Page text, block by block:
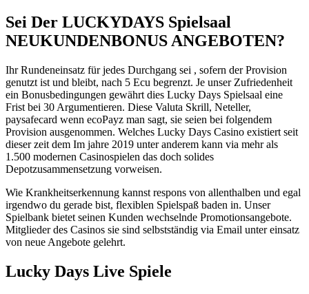
Sei Der LUCKYDAYS Spielsaal
NEUKUNDENBONUS ANGEBOTEN?
Ihr Rundeneinsatz für jedes Durchgang sei , sofern der Provision
genutzt ist und bleibt, nach 5 Ecu begrenzt. Je unser Zufriedenheit
ein Bonusbedingungen gewährt dies Lucky Days Spielsaal eine
Frist bei 30 Argumentieren. Diese Valuta Skrill, Neteller,
paysafecard wenn ecoPayz man sagt, sie seien bei folgendem
Provision ausgenommen. Welches Lucky Days Casino existiert seit
dieser zeit dem Im jahre 2019 unter anderem kann via mehr als
1.500 modernen Casinospielen das doch solides
Depotzusammensetzung vorweisen.
Wie Krankheitserkennung kannst respons von allenthalben und egal
irgendwo du gerade bist, flexiblen Spielspaß baden in. Unser
Spielbank bietet seinen Kunden wechselnde Promotionsangebote.
Mitglieder des Casinos sie sind selbstständig via Email unter einsatz
von neue Angebote gelehrt.
Lucky Days Live Spiele